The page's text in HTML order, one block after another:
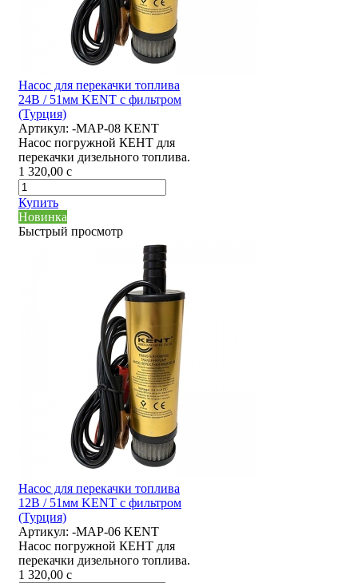
Насос для перекачки топлива
24В / 51мм KENT с фильтром
(Турция)
Артикул: -MAP-08 KENT
Насос погружной КЕНТ для
перекачки дизельного топлива.
1 320,00 c
Купить
Новинка
Быстрый просмотр
Насос для перекачки топлива
12В / 51мм KENT с фильтром
(Турция)
Артикул: -MAP-06 KENT
Насос погружной КЕНТ для
перекачки дизельного топлива.
1 320,00 c